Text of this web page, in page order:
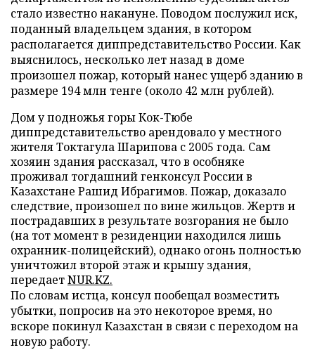
стало известно накануне. Поводом послужил иск,
поданный владельцем здания, в котором
располагается диппредставительство России. Как
выяснилось, несколько лет назад в доме
произошел пожар, который нанес ущерб зданию в
размере 194 млн тенге (около 42 млн рублей).
Дом у подножья горы Кок-Тюбе
диппредставительство арендовало у местного
жителя Токтагула Шарипова с 2005 года. Сам
хозяин здания рассказал, что в особняке
проживал тогдашний генконсул России в
Казахстане Рашид Ибрагимов. Пожар, доказало
следствие, произошел по вине жильцов. Жертв и
пострадавших в результате возгорания не было
(на тот момент в резиденции находился лишь
охранник-полицейский), однако огонь полностью
уничтожил второй этаж и крышу здания,
передаетNUR.KZ.
По словам истца, консул пообещал возместить
убытки, попросив на это некоторое время, но
вскоре покинул Казахстан в связи с переходом на
новую работу.